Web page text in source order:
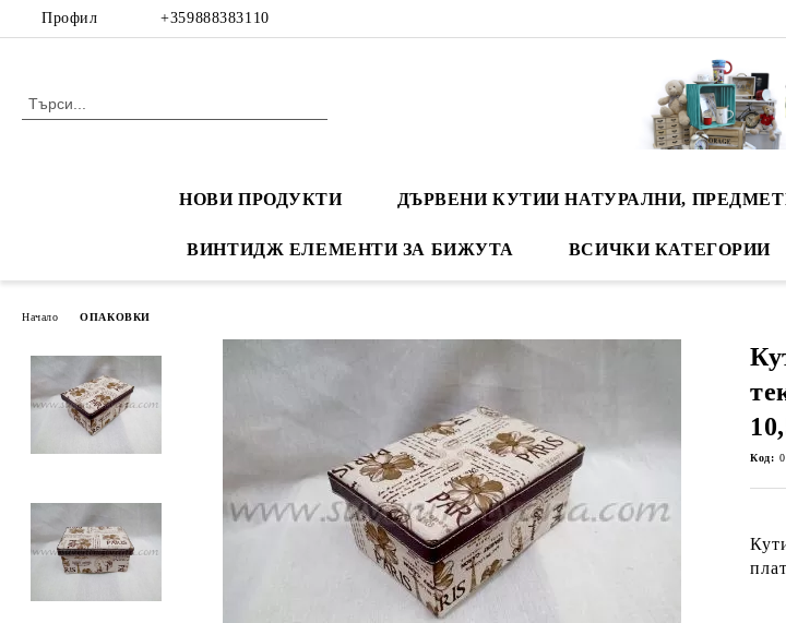
Профил +359888383110
НОВИ ПРОДУКТИ ДЪРВЕНИ КУТИИ НАТУРАЛНИ,
ВИНТИДЖ ЕЛЕМЕНТИ ЗА БИЖУТА ВСИЧКИ КАТЕГОРИИ
Начало ОПАКОВКИ
Код: